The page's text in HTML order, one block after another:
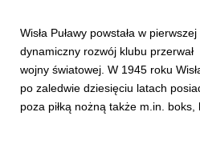
Wisła Puławy powstała w
dynamiczny rozwój klubu
wojny światowej. W 1945 roku
po zaledwie dziesięciu latach
poza piłką nożną także m.in.